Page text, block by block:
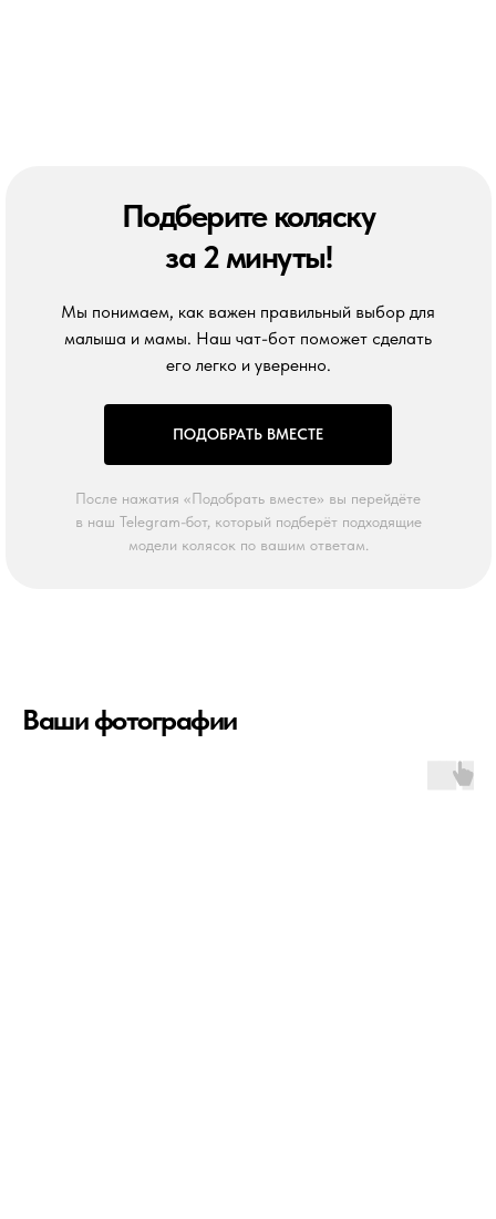
Подберите коляску
за 2 минуты!
После нажатия «Подобрать вместе» вы перейдёте
в наш Telegram-бот, который подберёт подходящие
модели колясок по вашим ответам.
Мы понимаем, как важен правильный выбор для
малыша и мамы. Наш чат-бот поможет сделать
его легко и уверенно.
ПОДОБРАТЬ ВМЕСТЕ
Ваши фотографии